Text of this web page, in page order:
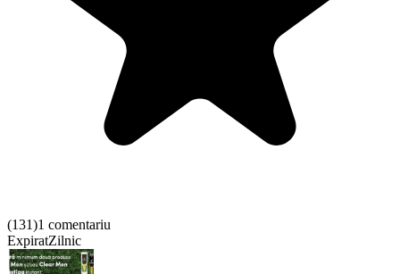
(131)1 comentariu
ExpiratZilnic